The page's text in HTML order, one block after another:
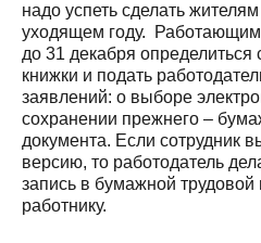
надо успеть сделать
уходящем году.
до 31 декабря
книжки и подать
заявлений: о выборе
сохранении прежнего –
документа. Если сотрудник
версию, то работодатель
запись в бумажной трудовой
работнику.